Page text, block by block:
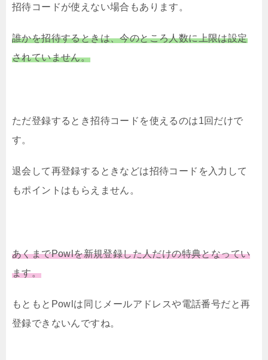
招待コードが使えない場合もあります。
誰かを招待するときは、今のところ人数に上限は設定
されていません。
ただ登録するとき招待コードを使えるのは1回だけで
す。
退会して再登録するときなどは招待コードを入力して
もポイントはもらえません。
あくまでPowlを新規登録した人だけの特典となってい
ます。
もともとPowlは同じメールアドレスや電話番号だと再
登録できないんですね。